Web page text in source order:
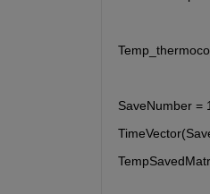
SaveNumber =